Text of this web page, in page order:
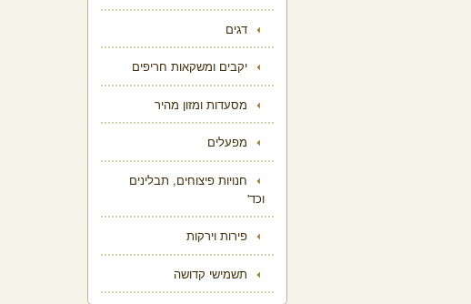
דגים
יקבים ומשקאות חריפים
מסעדות ומזון מהיר
מפעלים
חנויות פיצוחים, תבלינים
וכד'
פירות וירקות
תשמישי קדושה